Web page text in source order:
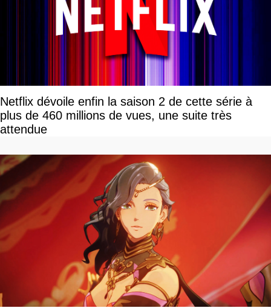
Netflix dévoile enfin la saison 2 de cette série à
plus de 460 millions de vues, une suite très
attendue